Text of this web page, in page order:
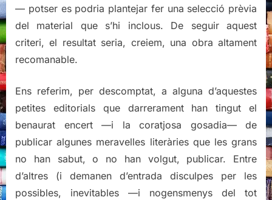
— potser es podria plantejar fer una selecció prèvia
del material que s’hi inclous. De seguir aquest
criteri, el resultat seria, creiem, una obra altament
recomanable.
Ens referim, per descomptat, a alguna d’aquestes
petites editorials que darrerament han tingut el
benaurat encert —i la coratjosa gosadia— de
publicar algunes meravelles literàries que les grans
no han sabut, o no han volgut, publicar. Entre
d’altres (i demanen d’entrada disculpes per les
possibles, inevitables —i nogensmenys del tot